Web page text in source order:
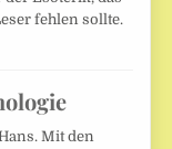
fehlen sollte.
Mit den